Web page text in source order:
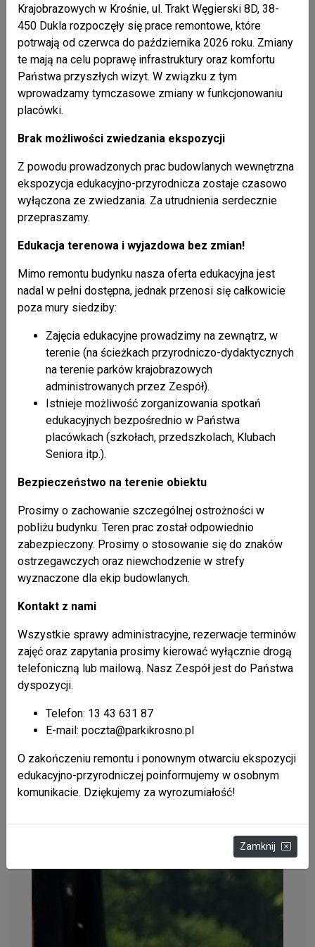
Niskiego przez nieistniejące wsie łemkowskie Smereczne
i Wilsznia. Miejscowości te zostały zniszczone podczas
zawieruchy wojennej w 1944 roku. Dziś panują tu cisza i
przyroda. Na zakończenie w Olchowcu odbyło się ognisko
z pieczeniem kiełbasek, wszyscy uczestnicy otrzymali
materiały promocyjne związane z Jaśliskim Parkiem
Krajobrazowym oraz Zespołem Karpackich Parków
Warsztatami Fotograficznymi dyrektor ZKPK w Krośnie
ZSKU w Krośnie oraz pracownikom ZKPK w Krośnie.
Podsumowaniem warsztatów fotograficznych będzie
wystawa ze zdjęciami z Jaśliskiego Parku
Krajobrazowego.
Galeria
Krajobrazowych w Krośnie, ul. Trakt Węgierski 8D, 38-
450 Dukla rozpoczęły się prace remontowe, które
potrwają od czerwca do października 2026 roku. Zmiany
te mają na celu poprawę infrastruktury oraz komfortu
Państwa przyszłych wizyt. W związku z tym
wprowadzamy tymczasowe zmiany w funkcjonowaniu
placówki.
Brak możliwości zwiedzania ekspozycji
Z powodu prowadzonych prac budowlanych wewnętrzna
ekspozycja edukacyjno-przyrodnicza zostaje czasowo
wyłączona ze zwiedzania. Za utrudnienia serdecznie
przepraszamy.
Edukacja terenowa i wyjazdowa bez zmian!
Mimo remontu budynku nasza oferta edukacyjna jest
nadal w pełni dostępna, jednak przenosi się całkowicie
poza mury siedziby:
Zajęcia edukacyjne prowadzimy na zewnątrz, w
terenie (na ścieżkach przyrodniczo-dydaktycznych
na terenie parków krajobrazowych
administrowanych przez Zespół).
Istnieje możliwość zorganizowania spotkań
edukacyjnych bezpośrednio w Państwa
placówkach (szkołach, przedszkolach, Klubach
Seniora itp.).
Bezpieczeństwo na terenie obiektu
Prosimy o zachowanie szczególnej ostrożności w
pobliżu budynku. Teren prac został odpowiednio
zabezpieczony. Prosimy o stosowanie się do znaków
ostrzegawczych oraz niewchodzenie w strefy
wyznaczone dla ekip budowlanych.
Kontakt z nami
Wszystkie sprawy administracyjne, rezerwacje terminów
zajęć oraz zapytania prosimy kierować wyłącznie drogą
telefoniczną lub mailową. Nasz Zespół jest do Państwa
dyspozycji.
Telefon: 13 43 631 87
E-mail: poczta@parkikrosno.pl
O zakończeniu remontu i ponownym otwarciu ekspozycji
edukacyjno-przyrodniczej poinformujemy w osobnym
komunikacie. Dziękujemy za wyrozumiałość!
Zamknij